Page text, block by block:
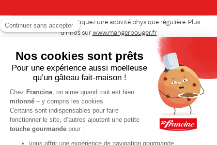
Pour votre santé, pratiquez une activité physique régulière. Plus
d’infos sur www.mangerbouger.fr